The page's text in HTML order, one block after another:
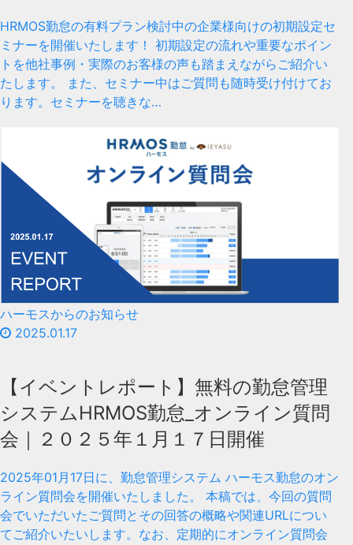
HRMOS勤怠の有料プラン検討中の企業様向けの初期設定セ
ミナーを開催いたします！ 初期設定の流れや重要なポイン
トを他社事例・実際のお客様の声も踏まえながらご紹介い
たします。 また、セミナー中はご質問も随時受け付けてお
ります。セミナーを聴きな…
ハーモスからのお知らせ
2025.01.17
【イベントレポート】無料の勤怠管理
システムHRMOS勤怠_オンライン質問
会｜２０２５年１月１７日開催
2025年01月17日に、勤怠管理システム ハーモス勤怠のオン
ライン質問会を開催いたしました。 本稿では、今回の質問
会でいただいたご質問とその回答の概略や関連URLについ
てご紹介いたいします。なお、定期的にオンライン質問会